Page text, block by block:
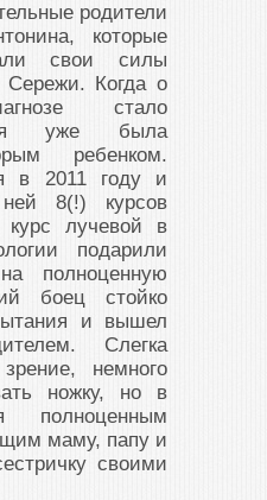
родители
которые
свои силы
Сережи. Когда о
стало
уже была
ребенком.
в 2011 году и
8(!) курсов
курс лучевой в
подарили
полноценную
боец стойко
и вышел
Слегка
немного
ножку, но в
полноценным
маму, папу и
своими